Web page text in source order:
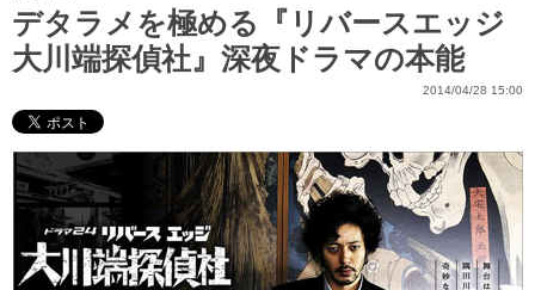
デタラメを極める『リバースエッジ
大川端探偵社』深夜ドラマの本能
2014/04/28 15:00